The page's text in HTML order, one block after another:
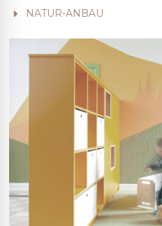
NATUR-ANBAU